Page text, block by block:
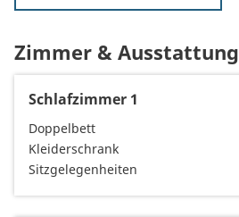
Zimmer & Ausstattung
Schlafzimmer 1
Doppelbett
Kleiderschrank
Sitzgelegenheiten